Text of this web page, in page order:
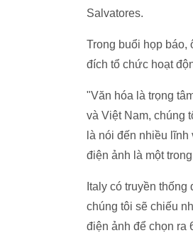
Salvatores.
Trong buổi họp báo,
đích tổ chức hoạt
"Văn hóa là trọng
và Việt Nam, chúng
là nói đến nhiều
điện ảnh là một
Italy có truyền
chúng tôi sẽ chiếu
điện ảnh để chọn ra